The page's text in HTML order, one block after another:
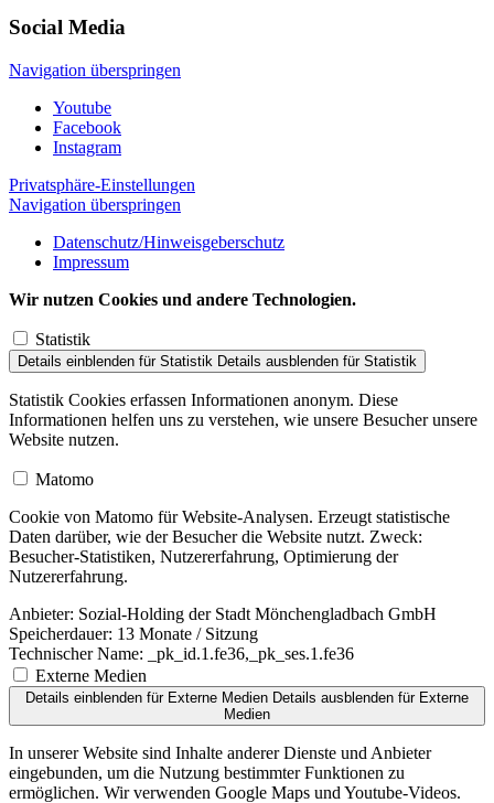
Social Media
Navigation überspringen
Youtube
Facebook
Instagram
Privatsphäre-Einstellungen
Navigation überspringen
Datenschutz/Hinweisgeberschutz
Impressum
Wir nutzen Cookies und andere Technologien.
Statistik
Details einblenden für Statistik Details ausblenden für Statistik
Statistik Cookies erfassen Informationen anonym. Diese
Informationen helfen uns zu verstehen, wie unsere Besucher unsere
Website nutzen.
Matomo
Cookie von Matomo für Website-Analysen. Erzeugt statistische
Daten darüber, wie der Besucher die Website nutzt. Zweck:
Besucher-Statistiken, Nutzererfahrung, Optimierung der
Nutzererfahrung.
Anbieter: Sozial-Holding der Stadt Mönchengladbach GmbH
Speicherdauer: 13 Monate / Sitzung
Technischer Name: _pk_id.1.fe36,_pk_ses.1.fe36
Externe Medien
Details einblenden für Externe Medien Details ausblenden für Externe
Medien
In unserer Website sind Inhalte anderer Dienste und Anbieter
eingebunden, um die Nutzung bestimmter Funktionen zu
ermöglichen. Wir verwenden Google Maps und Youtube-Videos.